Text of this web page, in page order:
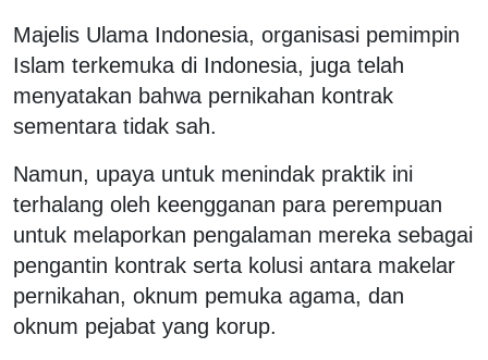
Majelis Ulama Indonesia, organisasi pemimpin
Islam terkemuka di Indonesia, juga telah
menyatakan bahwa pernikahan kontrak
sementara tidak sah.
Namun, upaya untuk menindak praktik ini
terhalang oleh keengganan para perempuan
untuk melaporkan pengalaman mereka sebagai
pengantin kontrak serta kolusi antara makelar
pernikahan, oknum pemuka agama, dan
oknum pejabat yang korup.